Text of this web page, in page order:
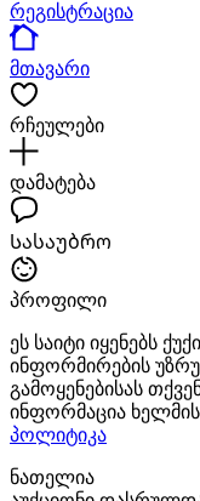
რეგისტრაცია
მთავარი
რჩეულები
დამატება
Სასაუბრო
პროფილი
ეს საიტი იყენებს
ინფორმირების
გამოყენებისას
ინფორმაცია
პოლიტიკა
ნათელია